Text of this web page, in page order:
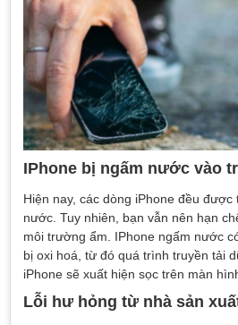
IPhone bị ngấm nước vào
Hiện nay, các dòng iPhone đều
nước. Tuy nhiên, bạn vẫn nên hạn
môi trường ẩm. IPhone ngấm nước
bị oxi hoá, từ đó quá trình truyền tải
iPhone sẽ xuất hiện sọc trên màn
Lỗi hư hỏng từ nhà sản